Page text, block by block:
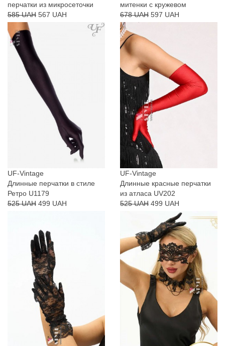
перчатки из микросеточки
585 UAH 567 UAH
митенки с кружевом
678 UAH 597 UAH
UF-Vintage
Длинные перчатки в стиле
Ретро U1179
525 UAH 499 UAH
UF-Vintage
Длинные красные перчатки
из атласа UV202
525 UAH 499 UAH